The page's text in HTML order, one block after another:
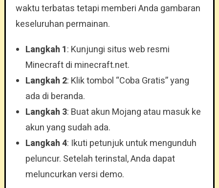
waktu terbatas tetapi memberi Anda gambaran
keseluruhan permainan.
Langkah 1: Kunjungi situs web resmi
Minecraft di minecraft.net.
Langkah 2: Klik tombol “Coba Gratis” yang
ada di beranda.
Langkah 3: Buat akun Mojang atau masuk ke
akun yang sudah ada.
Langkah 4: Ikuti petunjuk untuk mengunduh
peluncur. Setelah terinstal, Anda dapat
meluncurkan versi demo.